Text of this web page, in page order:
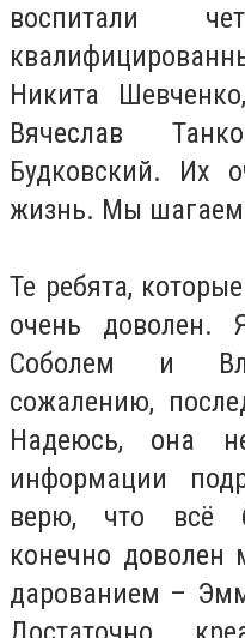
воспитали
Никита
Вячеслав
Будковский. Их
жизнь. Мы
Те ребята,
очень доволен.
Соболем и
сожалению,
Надеюсь, она
информации
верю, что всё
конечно доволен
дарованием –